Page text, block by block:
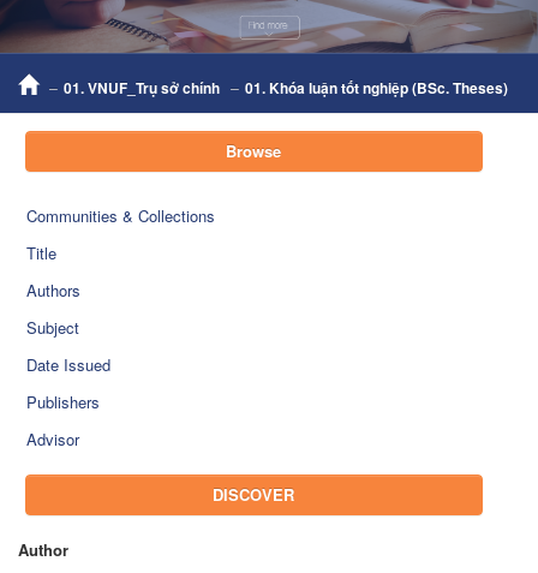
01. VNUF_Trụ sở chính 01. Khóa luận tốt nghiệp (BSc. Theses)
Browse
Communities & Collections
Title
Authors
Subject
Date Issued
Publishers
Advisor
DISCOVER
Author